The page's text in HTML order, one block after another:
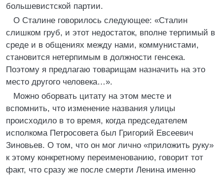
большевистской партии.
О Сталине говорилось следующее: «Сталин
слишком груб, и этот недостаток, вполне терпимый в
среде и в общениях между нами, коммунистами,
становится нетерпимым в должности генсека.
Поэтому я предлагаю товарищам назначить на это
место другого человека…».
Можно оборвать цитату на этом месте и
вспомнить, что изменение названия улицы
происходило в то время, когда председателем
исполкома Петросовета был Григорий Евсеевич
Зиновьев. О том, что он мог лично «приложить руку»
к этому конкретному переименованию, говорит тот
факт, что сразу же после смерти Ленина именно